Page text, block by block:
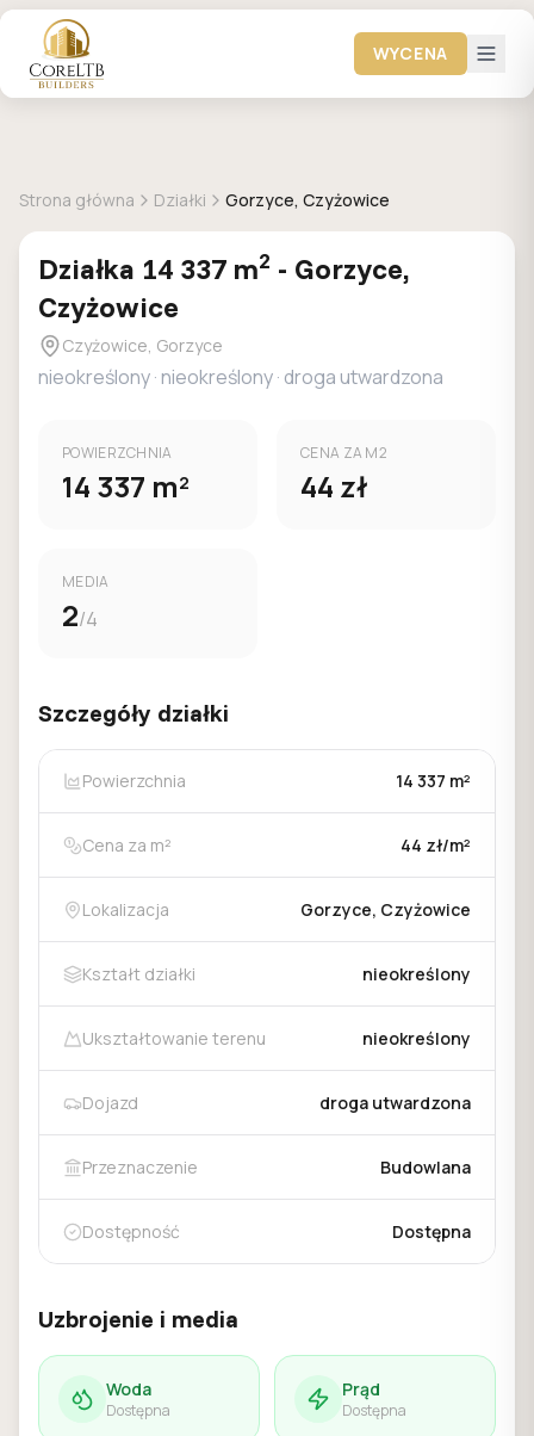
WYCENA
Strona główna Działki Gorzyce, Czyżowice
Działka 14 337 m2 - Gorzyce,
Czyżowice
Czyżowice, Gorzyce
nieokreślony· nieokreślony· droga utwardzona
POWIERZCHNIA
14 337 m2
CENA ZA M2
44 zł
MEDIA
2/4
Szczegóły działki
Powierzchnia 14 337 m²
Cena za m² 44 zł/m²
Lokalizacja Gorzyce, Czyżowice
Kształt działki nieokreślony
Ukształtowanie terenu nieokreślony
Dojazd droga utwardzona
Przeznaczenie Budowlana
Dostępność Dostępna
Uzbrojenie i media
Woda
Dostępna
Prąd
Dostępna